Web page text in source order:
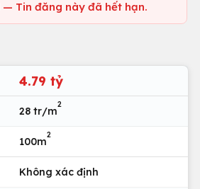
— Tin đăng này đã hết hạn.
4.79 tỷ
28 tr/m
2
100m
2
Không xác định